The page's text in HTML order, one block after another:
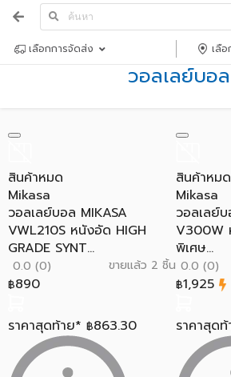
เลือกการจัดส่ง เลื
วอลเลย์บอล
สินค้าหมด
Mikasa
วอลเลย์บอล MIKASA
VWL210S หนังอัด HIGH
GRADE SYNT...
0.0 (0) ขายแล้ว 2 ชิ้น
฿890
ราคาสุดท้าย* ฿863.30
สินค้าหมด
Mikasa
วอลเลย์
V300W
พิเศษ...
0.0 (0)
฿1,925
ราคาสุด